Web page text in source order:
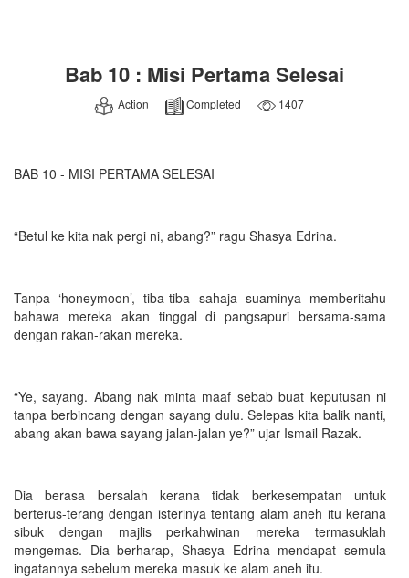
Bab 10 : Misi Pertama Selesai
Action Completed 1407
BAB 10 - MISI PERTAMA SELESAI
“Betul ke kita nak pergi ni, abang?” ragu Shasya Edrina.
Tanpa ‘honeymoon’, tiba-tiba sahaja suaminya memberitahu
bahawa mereka akan tinggal di pangsapuri bersama-sama
dengan rakan-rakan mereka.
“Ye, sayang. Abang nak minta maaf sebab buat keputusan ni
tanpa berbincang dengan sayang dulu. Selepas kita balik nanti,
abang akan bawa sayang jalan-jalan ye?” ujar Ismail Razak.
Dia berasa bersalah kerana tidak berkesempatan untuk
berterus-terang dengan isterinya tentang alam aneh itu kerana
sibuk dengan majlis perkahwinan mereka termasuklah
mengemas. Dia berharap, Shasya Edrina mendapat semula
ingatannya sebelum mereka masuk ke alam aneh itu.